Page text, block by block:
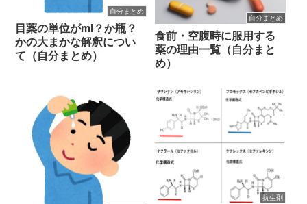
自分まとめ
目薬の単位がml？か瓶？
かの大まかな解釈につい
て（自分まとめ）
自分まとめ
食前・空腹時に服用する
薬の理由一覧（自分まと
め）
抗生剤